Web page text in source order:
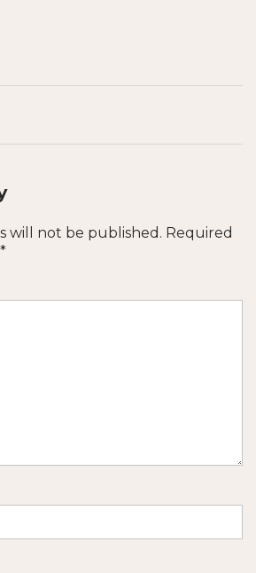
will not be published. Required
*